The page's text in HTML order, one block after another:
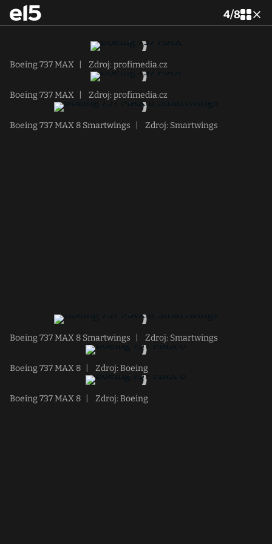
4/8
Boeing 737 MAX Zdroj: profimedia.cz
Boeing 737 MAX Zdroj: profimedia.cz
Boeing 737 MAX 8 Smartwings Zdroj: Smartwings
Boeing 737 MAX 8 Smartwings Zdroj: Smartwings
Boeing 737 MAX 8 Zdroj: Boeing
Boeing 737 MAX 8 Zdroj: Boeing